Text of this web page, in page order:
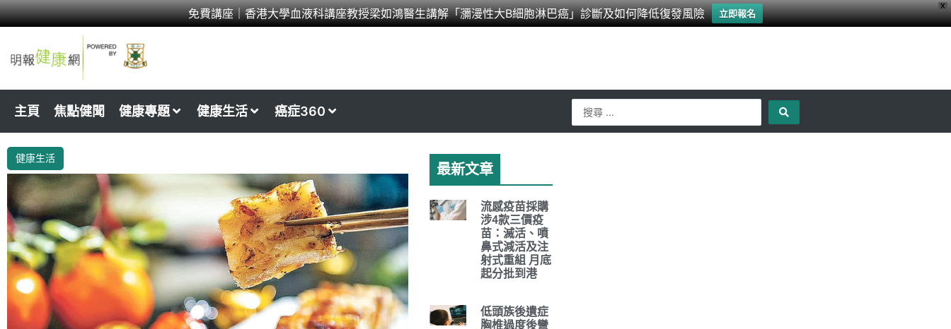
X
免費講座｜香港大學血液科講座教授梁如鴻醫生講解「瀰漫性大B細胞淋巴癌」診斷及如何降低復發風險 立即報名
Skip
to
content
主頁 焦點健聞 健康專題 健康生活 癌症360
Search
...
健康生活
最新文章
流感疫苗採購
涉4款三價疫
苗：滅活、噴
鼻式減活及注
射式重組 月底
起分批到港
低頭族後遺症
胸椎過度後彎